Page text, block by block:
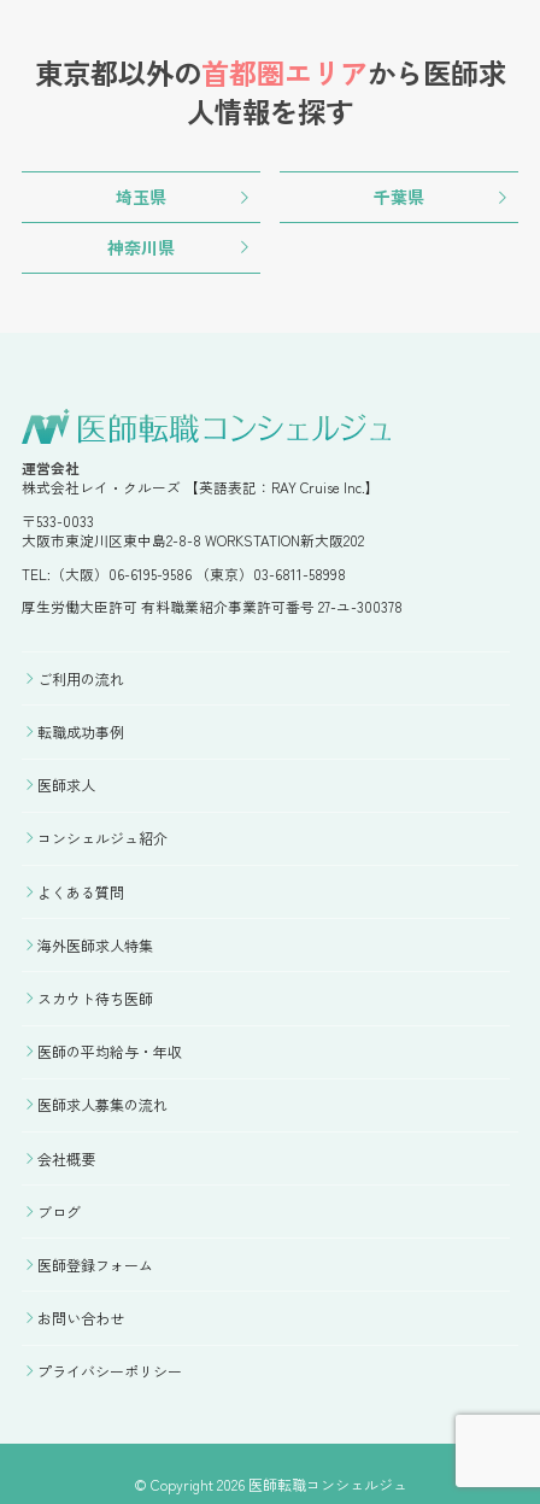
東京都以外の首都圏エリアから医師求
人情報を探す
埼玉県 千葉県
神奈川県
運営会社
株式会社レイ・クルーズ 【英語表記：RAY Cruise Inc.】
〒533-0033
大阪市東淀川区東中島2-8-8 WORKSTATION新大阪202
TEL:（大阪）06-6195-9586 （東京）03-6811-58998
厚生労働大臣許可 有料職業紹介事業許可番号 27-ユ-300378
ご利用の流れ
転職成功事例
医師求人
コンシェルジュ紹介
よくある質問
海外医師求人特集
スカウト待ち医師
医師の平均給与・年収
医師求人募集の流れ
会社概要
ブログ
医師登録フォーム
お問い合わせ
プライバシーポリシー
© Copyright 2026 医師転職コンシェルジュ